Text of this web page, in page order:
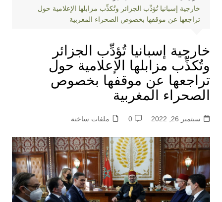
خارجية إسبانيا تُؤدِّب الجزائر وتُكذِّب مزابلها الإعلامية حول
تراجعها عن موقفها بخصوص الصحراء المغربية
خارجية إسبانيا تُؤدِّب الجزائر
وتُكذِّب مزابلها الإعلامية حول
تراجعها عن موقفها بخصوص
الصحراء المغربية
سبتمبر 26, 2022 0 ملفات ساخنة